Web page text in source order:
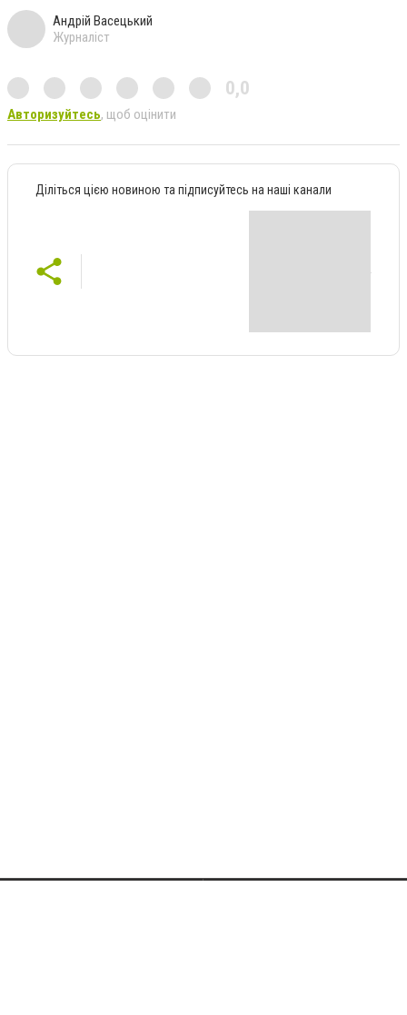
Андрій Васецький
Журналіст
0,0
Авторизуйтесь, щоб оцінити
Діліться цією новиною та підписуйтесь на наші канали